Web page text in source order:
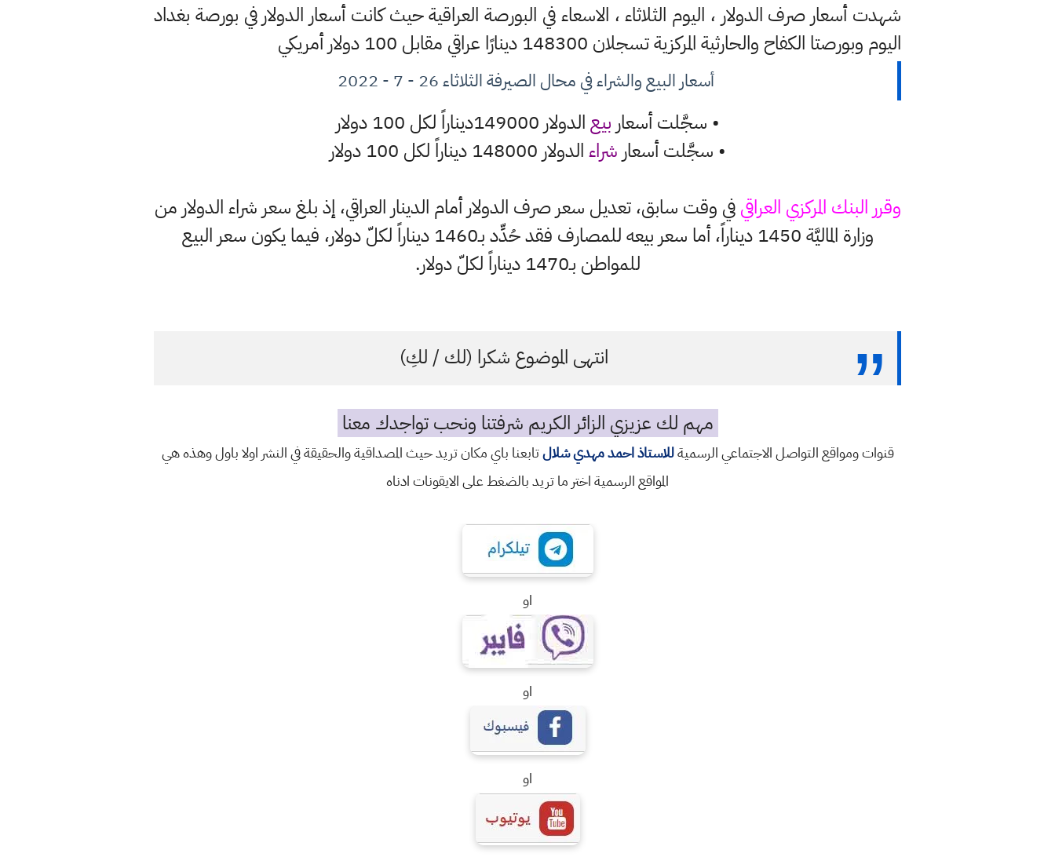
شهدت أسعار صرف الدولار ، اليوم الثلاثاء ، الاسعاء في البورصة العراقية حيث كانت أسعار الدولار في بورصة بغداد
اليوم وبورصتا الكفاح والحارثية المركزية تسجلان 148300 دينارًا عراقي مقابل 100 دولار أمريكي
أسعار البيع والشراء في محال الصيرفة الثلاثاء 26 - 7 - 2022
• سجَّلت أسعار بيعالدولار 149000ديناراً لكل 100 دولار
• سجَّلت أسعار شراءالدولار 148000 ديناراً لكل 100 دولار
وقرر البنك المركزي العراقيفي وقت سابق، تعديل سعر صرف الدولار أمام الدينار العراقي، إذ بلغ سعر شراء الدولار من
وزارة الماليَّة 1450 ديناراً، أما سعر بيعه للمصارف فقد حُدِّد بـ1460 ديناراً لكلّ دولار، فيما يكون سعر البيع
للمواطن بـ1470 ديناراً لكلّ دولار.
انتهى الموضوع شكرا (لك / لكِ)
مهم لك عزيزي الزائر الكريم شرفتنا ونحب تواجدك معنا
قنوات ومواقع التواصل الاجتماعي الرسميةللاستاذ احمد مهدي شلالتابعنا باي مكان تريد حيث المصداقية والحقيقة في النشر اولا باول وهذه هي
المواقع الرسمية اختر ما تريد بالضغط على الايقونات ادناه
او
او
او